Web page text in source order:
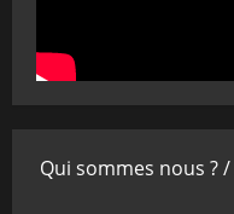
Qui sommes nous ? /